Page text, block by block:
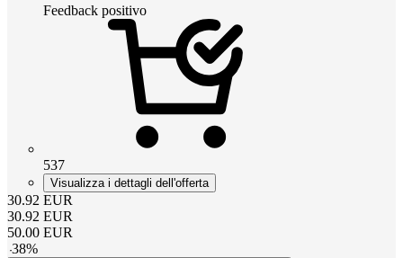
Feedback positivo
537
Visualizza i dettagli dell'offerta
30.92 EUR
30.92 EUR
50.00 EUR
-38%